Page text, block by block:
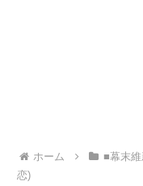
ホーム ■幕末
恋)